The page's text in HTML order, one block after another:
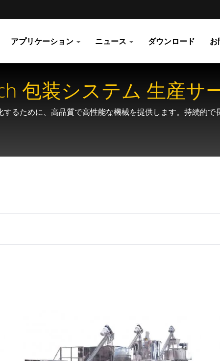
アプリケーション ニュース ダウンロード お
検索 Mill Powder Tech 包装
るために、高品質で高性能な機械を提供します。持続的